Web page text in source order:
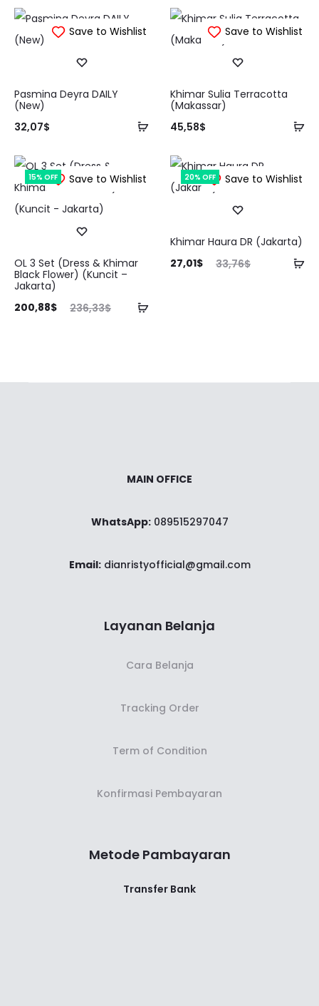
Save to Wishlist
Tambah
keranjang
Pasmina Deyra DAILY
(New)
32,07$
Save to Wishlist
Khimar Sulia Terracotta
(Makassar)
45,58$
Save to Wishlist
15% OFF
Tambah
OL 3 Set (Dress & Khimar
Black Flower) (Kuncit –
Jakarta)
236,33$
Harga
200,88$
Save to Wishlist
20% OFF
Khimar Haura DR (Jakarta)
33,76$
Harga
27,01$
MAIN OFFICE
WhatsApp:089515297047
Email:dianristyofficial@gmail.com
Layanan Belanja
Cara Belanja
Tracking Order
Term of Condition
Konfirmasi Pembayaran
Metode Pambayaran
Transfer Bank